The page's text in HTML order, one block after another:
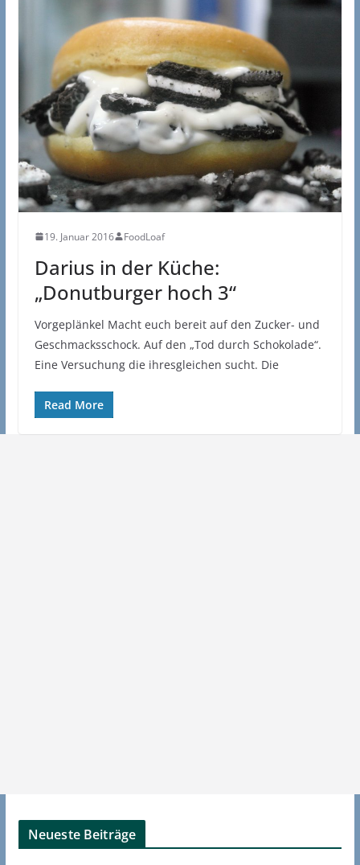
19. Januar 2016 FoodLoaf
Darius in der Küche:
„Donutburger hoch 3“
Vorgeplänkel Macht euch bereit auf den Zucker- und
Geschmacksschock. Auf den „Tod durch Schokolade“.
Eine Versuchung die ihresgleichen sucht. Die
Read More
Neueste Beiträge